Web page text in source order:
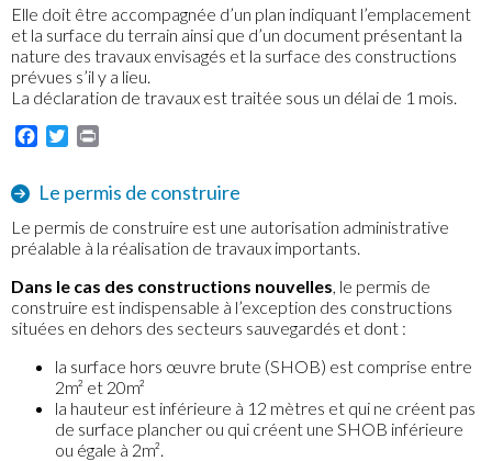
Elle doit être accompagnée d’un plan indiquant l’emplacement
et la surface du terrain ainsi que d’un document présentant la
nature des travaux envisagés et la surface des constructions
prévues s’il y a lieu.
La déclaration de travaux est traitée sous un délai de 1 mois.
Facebook
Twitter
Le permis de construire
Le permis de construire est une autorisation administrative
préalable à la réalisation de travaux importants.
Dans le cas des constructions nouvelles, le permis de
construire est indispensable à l’exception des constructions
situées en dehors des secteurs sauvegardés et dont :
la surface hors œuvre brute (SHOB) est comprise entre
2m² et 20m²
la hauteur est inférieure à 12 mètres et qui ne créent pas
de surface plancher ou qui créent une SHOB inférieure
ou égale à 2m².